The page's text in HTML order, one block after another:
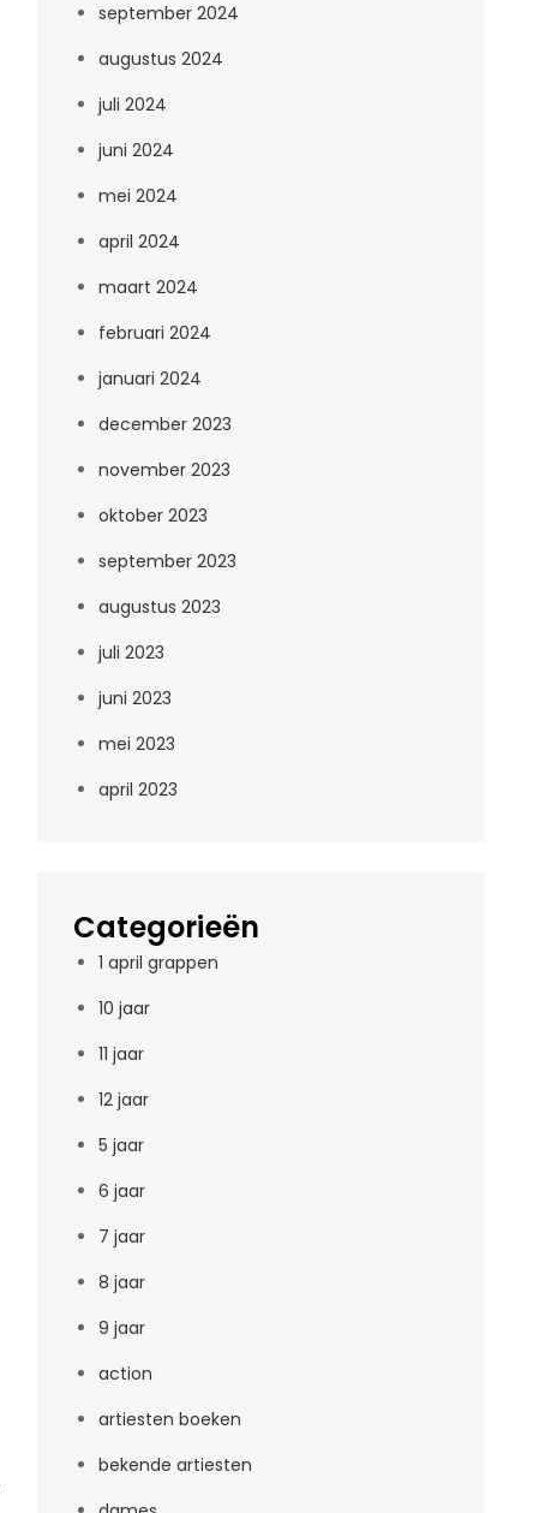
september 2024
augustus 2024
juli 2024
juni 2024
mei 2024
april 2024
maart 2024
februari 2024
januari 2024
december 2023
november 2023
oktober 2023
september 2023
augustus 2023
juli 2023
juni 2023
mei 2023
april 2023
Categorieën
1 april grappen
10 jaar
11 jaar
12 jaar
5 jaar
6 jaar
7 jaar
8 jaar
9 jaar
action
artiesten boeken
bekende artiesten